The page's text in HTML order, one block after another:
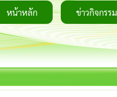
หน้าหลัก ข่าวกิจกรรม